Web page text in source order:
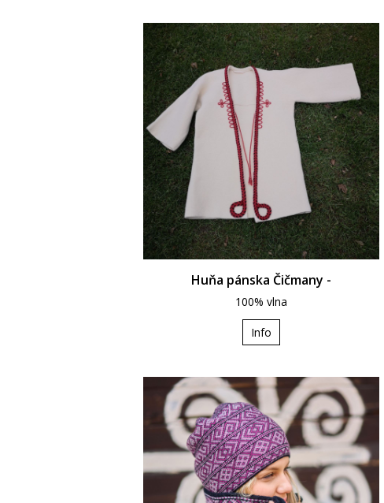
Huňa pánska Čičmany -
100% vlna
Info